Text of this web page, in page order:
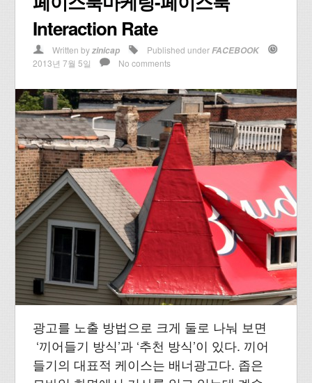
Interaction Rate
Written byzinicap Published underFACEBOOK
2013년 7월 5일
No comments
광고를 노출 방법으로 크게 둘로 나눠 보면
‘끼어들기 방식’과 ‘추천 방식’이 있다. 끼어
들기의 대표적 케이스는 배너광고다. 좁은